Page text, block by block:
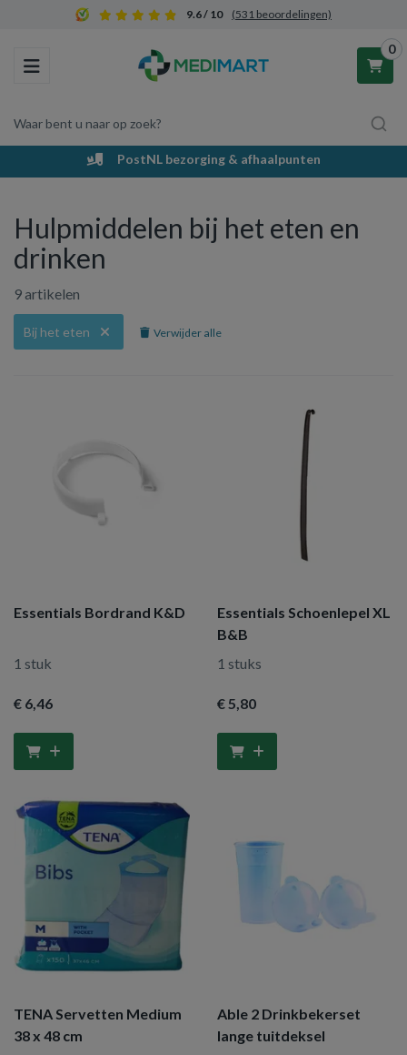
9.6 / 10 (531 beoordelingen)
Toggle navigation
Waar bent u naar op zoek?
0
Winkelwagen
Uw winkelwagen is leeg.
PostNL bezorging & afhaalpunten
Hulpmiddelen bij het eten en
drinken
9 artikelen
Bij het eten Verwijder alle
Essentials Bordrand K&D
1 stuk
€ 6,46
Essentials Schoenlepel XL
B&B
1 stuks
€ 5,80
TENA Servetten Medium
38 x 48 cm
Able 2 Drinkbekerset
lange tuitdeksel